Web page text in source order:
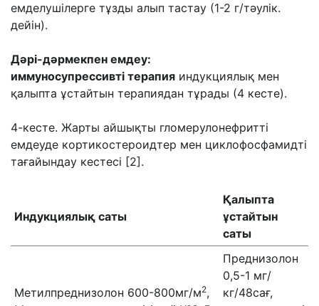
емделушілерге тұзды алып тастау (1-2 г/тәулік.
дейін).
Дәрі-дәрмекпен емдеу:
иммуносупрессивті терапия индукциялық мен
қалыпта ұстайтын терапиядан тұрады (4 кесте).
4-кесте. Жарты айшықты гломерулонефритті
емдеуде кортикостероидтер мен циклофосфамидті
тағайындау кестесі [2].
Индукциялық саты
Қалыпта
ұстайтын
саты
Метилпреднизолон 600-800мг/м2,
Преднизолон
0,5-1 мг/
кг/48сағ,